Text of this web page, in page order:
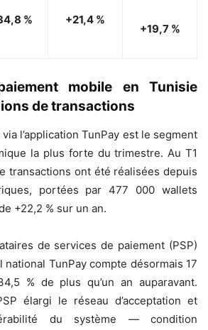
% +21,4 %
+19,7 %
mobile en Tunisie
de transactions
l’application TunPay est le segment
la plus forte du trimestre. Au T1
transactions ont été réalisées depuis
portées par 477 000 wallets
+22,2 % sur un an.
de services de paiement (PSP)
TunPay compte désormais 17
% de plus qu’un an auparavant.
élargi le réseau d’acceptation et
du système — condition